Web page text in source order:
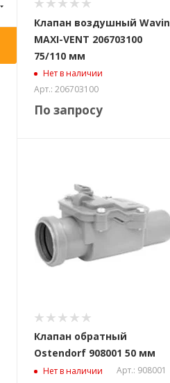
Клапан воздушный Wavin
MAXI-VENT 206703100
75/110 мм
Нет в наличии
Арт.: 206703100
По запросу
Клапан обратный
Ostendorf 908001 50 мм
Нет в наличии Арт.: 908001